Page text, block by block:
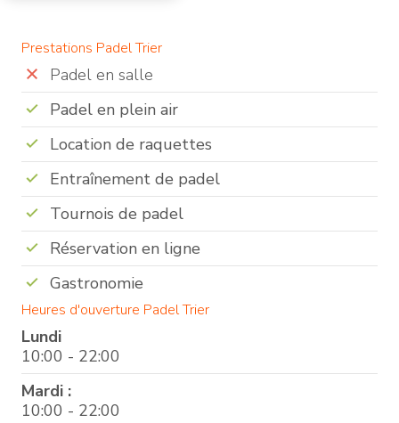
Prestations Padel Trier
Padel en salle
Padel en plein air
Location de raquettes
Entraînement de padel
Tournois de padel
Réservation en ligne
Gastronomie
Heures d'ouverture Padel Trier
Lundi
10:00 - 22:00
Mardi :
10:00 - 22:00